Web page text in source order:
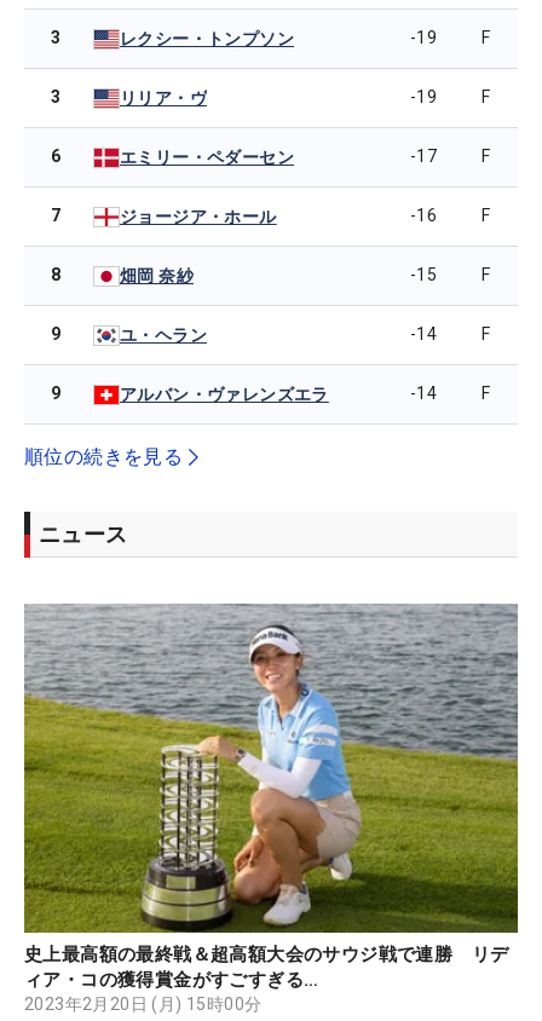
3 レクシー・トンプソン -19 F
3 リリア・ヴ -19 F
6 エミリー・ペダーセン -17 F
7 ジョージア・ホール -16 F
8 畑岡 奈紗 -15 F
9 ユ・ヘラン -14 F
9 アルバン・ヴァレンズエラ -14 F
順位の続きを見る
ニュース
史上最高額の最終戦＆超高額大会のサウジ戦で連勝 リデ
ィア・コの獲得賞金がすごすぎる…
2023年2月20日 (月) 15時00分